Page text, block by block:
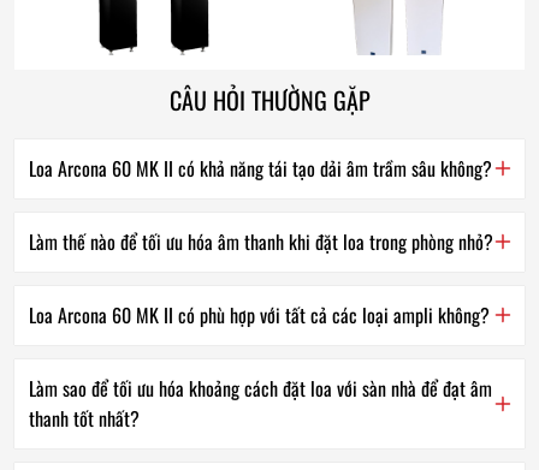
CÂU HỎI THƯỜNG GẶP
Loa Arcona 60 MK II có khả năng tái tạo dải âm trầm sâu không?
Làm thế nào để tối ưu hóa âm thanh khi đặt loa trong phòng nhỏ?
Loa Arcona 60 MK II có phù hợp với tất cả các loại ampli không?
Làm sao để tối ưu hóa khoảng cách đặt loa với sàn nhà để đạt âm
thanh tốt nhất?